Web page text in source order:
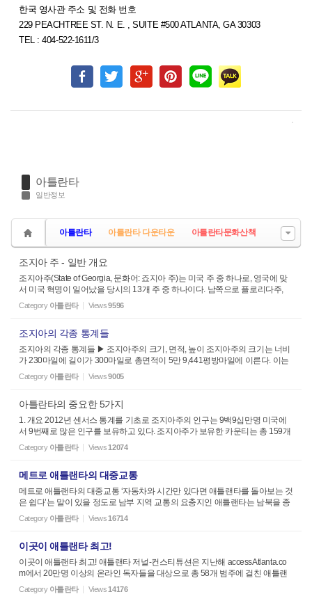
한국 영사관 주소 및 전화 번호
229 PEACHTREE ST. N. E. , SUITE #500 ATLANTA, GA 30303
TEL : 404-522-1611/3
아틀란타
일반정보
아틀란타 아틀란타 다운타운 아틀란타문화산책
조지아 주 - 일반 개요
조지아주(State of Georgia, 문화어: 죠지아 주)는 미국 주 중 하나로, 영국에 맞
서 미국 혁명이 일어났을 당시의 13개 주 중 하나이다. 남쪽으로 플로리다주,
동쪽으로 사우스캐롤라이나주 및 대서양, 서쪽으로 앨라배마주와, 북쪽으로 노
스캐롤라이나주 및 ...
Category 아틀란타 Views 9596
조지아의 각종 통계들
조지아의 각종 통계들 ▶ 조지아주의 크기, 면적, 높이 조지아주의 크기는 너비
가 230마일에 길이가 300마일로 총면적이 5만 9,441평방마일에 이른다. 이는
미국 50개주 가운데 24번째로 큰 것으로 미국에서 평균적인 크기를 보유한 주
라고 할 수 있다. 조지아...
Category 아틀란타 Views 9005
아틀란타의 중요한 5가지
1. 개요 2012년 센서스 통계를 기초로 조지아주의 인구는 9백9십만명 미국에
서 9번째로 많은 인구를 보유하고 있다. 조지아주가 보유한 카운티는 총 159개
로, 이중 약 20개 카운티가 포함되는 메트로 애틀랜타 지역의 인구가 5백4십팔
만명에 이르고 있다. 또한...
Category 아틀란타 Views 12074
메트로 애틀랜타의 대중교통
메트로 애틀랜타의 대중교통 ‘자동차와 시간만 있다면 애틀랜타를 돌아보는 것
은 쉽다’는 말이 있을 정도로 남부 지역 교통의 요충지인 애틀랜타는 남북을 종
단하는 I-75와 I-85, 그리고 동서를 횡단하는 I-20의 주요 고속도로를 포함, 애틀
랜타를...
Category 아틀란타 Views 16714
이곳이 애틀랜타 최고!
이곳이 애틀랜타 최고! 애틀랜타 저널-컨스티튜션은 지난해 accessAtlanta.co
m에서 20만명 이상의 온라인 독자들을 대상으로 총 58개 범주에 걸친 애틀랜
타 최고를 선정했다. 네티즌들의 투표에 의한 것이니만큼 절대적인 평가로 보
기에는 무리가 있지만 주말...
Category 아틀란타 Views 14176